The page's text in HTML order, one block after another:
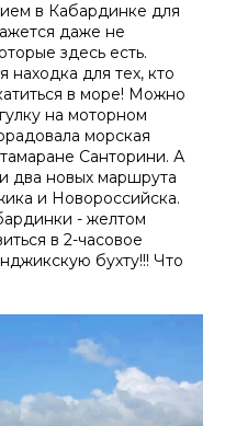
в Кабардинке для
даже не
здесь есть.
находка для тех, кто
в море! Можно
на моторном
морская
Санторини. А
два новых маршрута
и Новороссийска.
- желтом
в 2-часовое
бухту!!! Что